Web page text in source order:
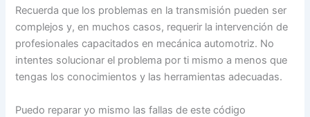
Recuerda que los problemas en la transmisión pueden ser
complejos y, en muchos casos, requerir la intervención de
profesionales capacitados en mecánica automotriz. No
intentes solucionar el problema por ti mismo a menos que
tengas los conocimientos y las herramientas adecuadas.
Puedo reparar yo mismo las fallas de este código